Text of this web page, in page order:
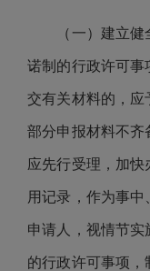
（一）建立健全
诺制的行政许可事
交有关材料的，应
部分申报材料不齐
应先行受理，加
用记录，作为事
申请人，视情节
的行政许可事项